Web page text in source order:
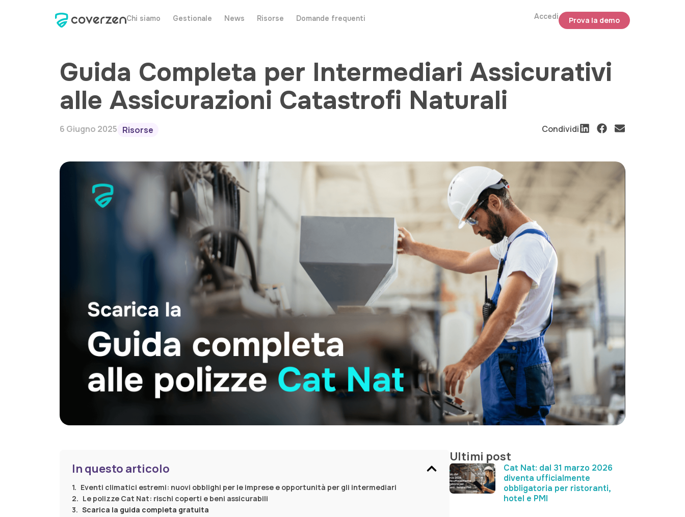
Chi siamo Gestionale News Risorse Domande frequenti Accedi Prova la demo
Guida Completa per Intermediari Assicurativi
alle Assicurazioni Catastrofi Naturali
6 Giugno 2025 Risorse Condividi
In questo articolo
Eventi climatici estremi: nuovi obblighi per le imprese e opportunità per gli intermediari
Le polizze Cat Nat: rischi coperti e beni assicurabili
Scarica la guida completa gratuita
Ultimi post
Cat Nat: dal 31 marzo 2026
diventa ufficialmente
obbligatoria per ristoranti,
hotel e PMI